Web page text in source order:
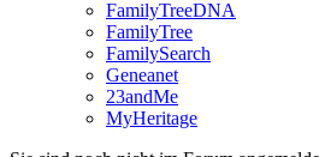
FamilyTreeDNA
FamilyTree
FamilySearch
Geneanet
23andMe
MyHeritage